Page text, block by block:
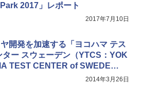
2017」レポート
2017年7月10日
開発を加速する「ヨコハマ テス
ター スウェーデン（YTCS：YOK
TEST CENTER of SWEDE
2014年3月26日